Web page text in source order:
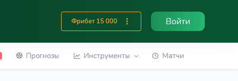
Фрибет 15 000 Войти
Прогнозы Инструменты Матчи